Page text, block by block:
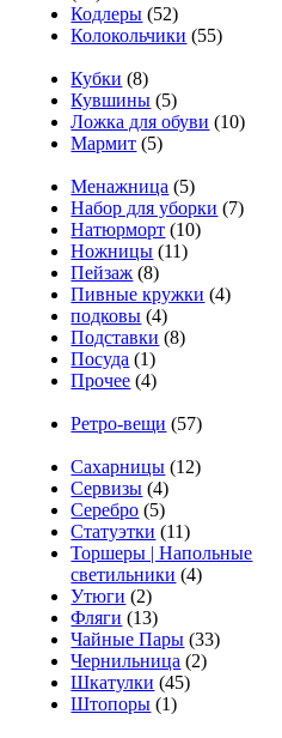
Кодлеры (52)
Колокольчики (55)
Кубки (8)
Кувшины (5)
Ложка для обуви (10)
Мармит (5)
Менажница (5)
Набор для уборки (7)
Натюрморт (10)
Ножницы (11)
Пейзаж (8)
Пивные кружки (4)
подковы (4)
Подставки (8)
Посуда (1)
Прочее (4)
Ретро-вещи (57)
Сахарницы (12)
Сервизы (4)
Серебро (5)
Статуэтки (11)
Торшеры | Напольные
светильники (4)
Утюги (2)
Фляги (13)
Чайные Пары (33)
Чернильница (2)
Шкатулки (45)
Штопоры (1)